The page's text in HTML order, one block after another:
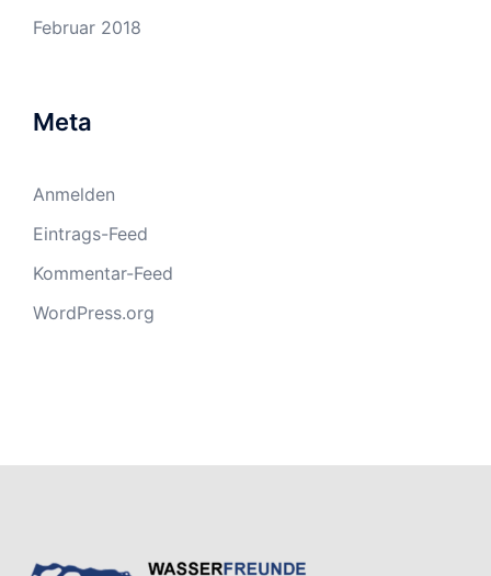
Februar 2018
Meta
Anmelden
Eintrags-Feed
Kommentar-Feed
WordPress.org